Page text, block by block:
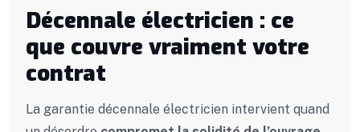
Décennale électricien : ce
que couvre vraiment votre
contrat
La garantie décennale électricien intervient quand